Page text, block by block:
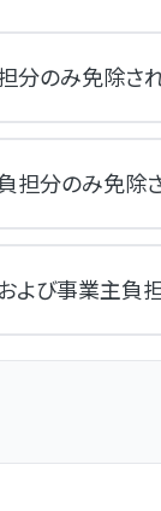
分のみ免除され
担分のみ免除
よび事業主負